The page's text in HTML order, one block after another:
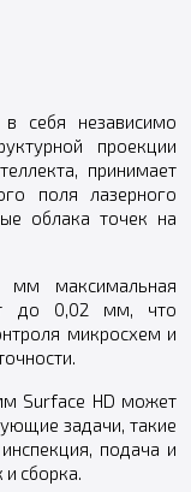
себя независимо
проекции
принимает
поля лазерного
облака точек на
мм максимальная
до 0,02 мм, что
микросхем и
Surface HD может
задачи, такие
подача и
и сборка.